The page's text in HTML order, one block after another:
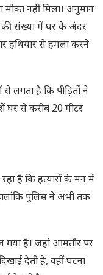
नहीं मिला। अनुमान
की संख्या में घर के अंदर
हथियार से हमला करने
लगता है कि पीड़ितों ने
घर से करीब 20 मीटर
है कि हत्यारों के मन में
पुलिस ने अभी तक
गया है। जहां आमतौर पर
देती है, वहीं घटना